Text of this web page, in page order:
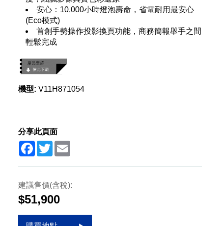
安心：10,000小時燈泡壽命，省電耐用最安心
(Eco模式)
首創手勢操作投影換頁功能，商務簡報舉手之間
輕鬆完成
機型: V11H871054
分享此頁面
Facebook
Twitter
建議售價(含稅):
$51,900